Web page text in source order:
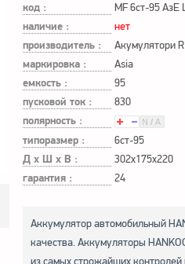
код : MF 6ст-95 АзЕ
наличие : нет
производитель : Акумулятори
маркировка : Asia
емкость : 95
пусковой ток : 830
полярность :
типоразмер :
6ст-95
Д х Ш х В : 302x175x220
гарантия : 24
Аккумулятор автомобильный
качества. Аккумуляторы
из самых строжайших контролей